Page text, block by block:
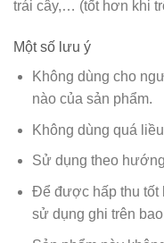
trái cây,… (tốt hơn khi
Một số lưu ý
Không dùng cho
nào của sản phẩm.
Không dùng quá
Sử dụng theo
Để được hấp thu tốt
sử dụng ghi trên